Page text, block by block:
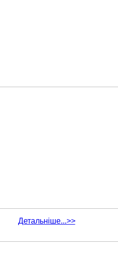
Детальніше...>>